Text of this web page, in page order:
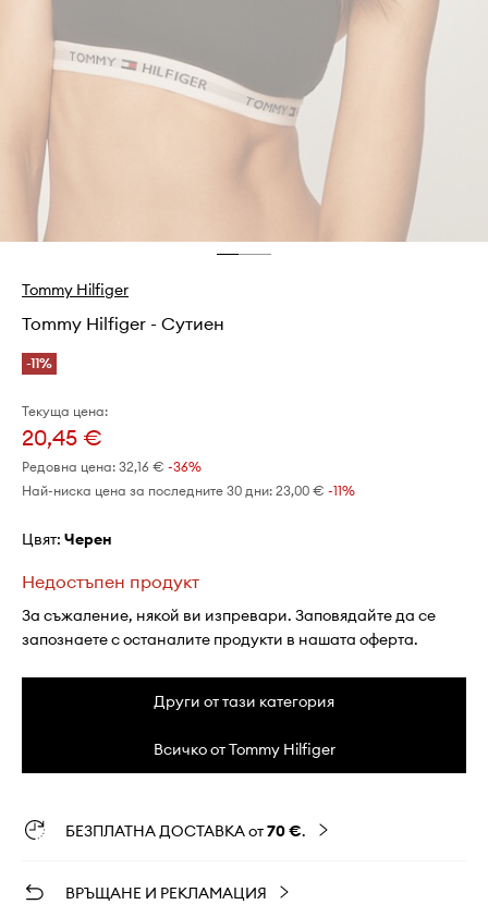
Tommy Hilfiger
Tommy Hilfiger - Сутиен
-11%
Текуща цена:
20,45 €
Редовна цена: 32,16 € -36%
Най-ниска цена за последните 30 дни: 23,00 € -11%
Цвят: черен
Недостъпен продукт
За съжаление, някой ви изпревари. Заповядайте да се
запознаете с останалите продукти в нашата оферта.
Други от тази категория
Всичко от Tommy Hilfiger
БЕЗПЛАТНА ДОСТАВКА от70 €.
ВРЪЩАНЕ И РЕКЛАМАЦИЯ